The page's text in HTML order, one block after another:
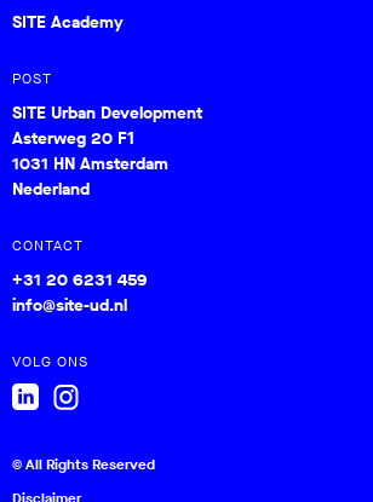
SITE Academy
POST
SITE Urban Development
Asterweg 20 F1
1031 HN Amsterdam
Nederland
CONTACT
+31 20 6231 459
info@site-ud.nl
VOLG ONS
© All Rights Reserved